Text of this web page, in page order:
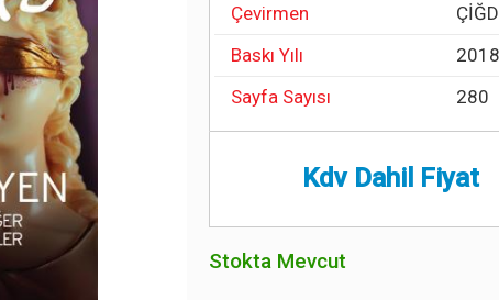
Çevirmen
Baskı Yılı
2018
Sayfa Sayısı
280
Kdv Dahil Fiyat
Stokta Mevcut